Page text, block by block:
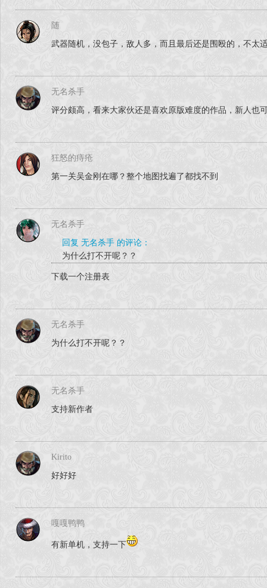
随
武器随机，没包子，敌人多，而且最后还是围殴的，不太
无名杀手
评分颇高，看来大家伙还是喜欢原版难度的作品，新人也
狂怒的痔疮
第一关吴金刚在哪？整个地图找遍了都找不到
无名杀手
回复 无名杀手 的评论：
为什么打不开呢？？
下载一个注册表
无名杀手
为什么打不开呢？？
无名杀手
支持新作者
Kirito
好好好
嘎嘎鸭鸭
有新单机，支持一下